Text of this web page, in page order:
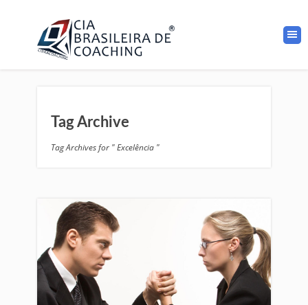
Tag Archive
Tag Archives for " Excelência "